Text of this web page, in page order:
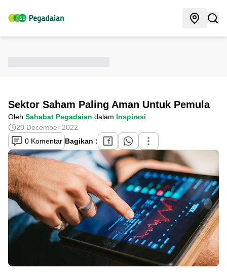
Sektor Saham Paling Aman Untuk Pemula
Oleh Sahabat Pegadaian dalam Inspirasi
20 December 2022
0 Komentar Bagikan :